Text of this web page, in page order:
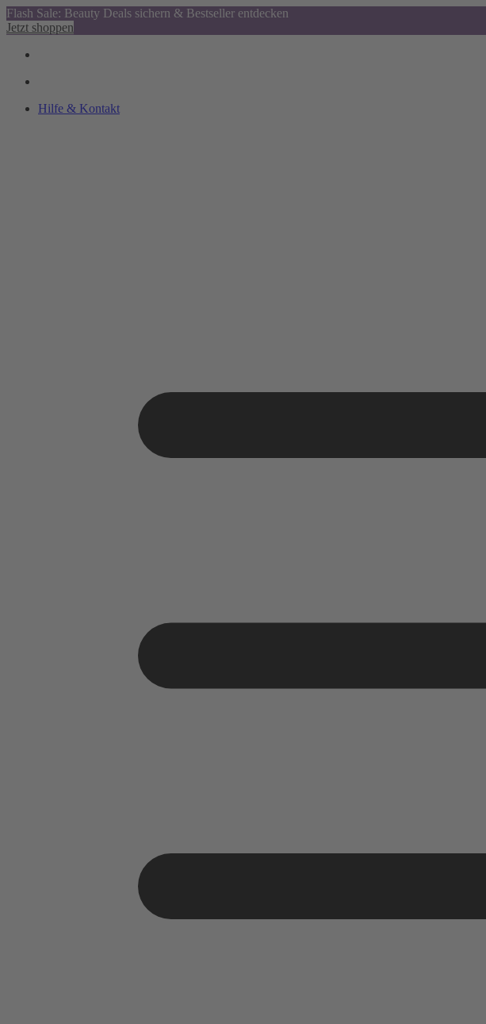
Flash Sale: Beauty Deals sichern & Bestseller entdecken
Jetzt shoppen
Hilfe & Kontakt